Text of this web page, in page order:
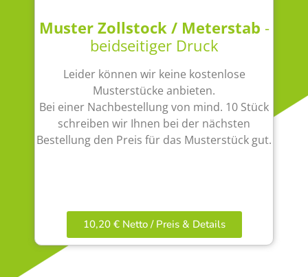
Muster Zollstock / Meterstab -
beidseitiger Druck
Leider können wir keine kostenlose
Musterstücke anbieten.
Bei einer Nachbestellung von mind. 10 Stück
schreiben wir Ihnen bei der nächsten
Bestellung den Preis für das Musterstück gut.
10,20 € Netto / Preis & Details